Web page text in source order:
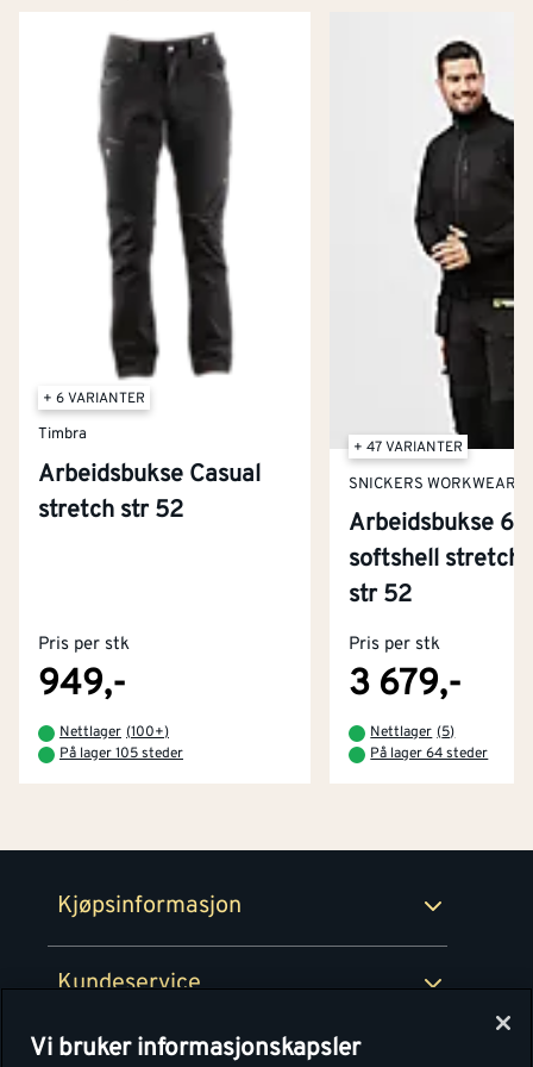
+ 6 VARIANTER
Timbra
Arbeidsbukse Casual
stretch str 52
Pris per stk
949,-
Nettlager (100+)
På lager 105 steder
+ 47 VARIANTER
SNICKERS WORKWEAR
Arbeidsbukse
softshell stretch
str 52
Pris per stk
3 679,-
Nettlager (5)
På lager 64 steder
Kjøpsinformasjon
Kjøpsbetingelser
Betaling
Retur- og angrerettsskjema
Kundeservice
Tjenester
Montér Klubb
Byggevarehus og åpningstider
Prismatch
Personvern
Vi bruker informasjonskapsler